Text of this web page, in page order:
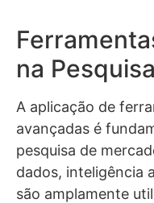
na
A aplicação de
avançadas é
pesquisa de
dados, inteligência
são amplamente